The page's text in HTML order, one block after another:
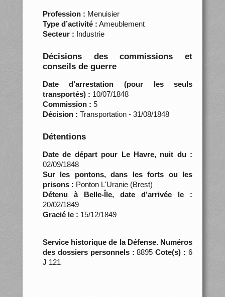
Profession : Menuisier
Type d’activité : Ameublement
Secteur : Industrie
Décisions des commissions et
conseils de guerre
Date d’arrestation (pour les seuls
transportés) : 10/07/1848
Commission : 5
Décision : Transportation - 31/08/1848
Détentions
Date de départ pour Le Havre, nuit du :
02/09/1848
Sur les pontons, dans les forts ou les
prisons : Ponton L'Uranie (Brest)
Détenu à Belle-Île, date d’arrivée le :
20/02/1849
Gracié le : 15/12/1849
Service historique de la Défense. Numéros
des dossiers personnels :8895Cote(s) : 6
J 121